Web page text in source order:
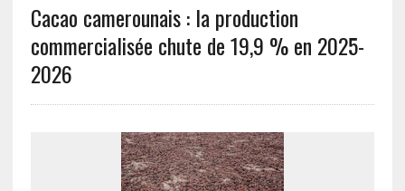
Cacao camerounais : la production
commercialisée chute de 19,9 % en 2025-
2026